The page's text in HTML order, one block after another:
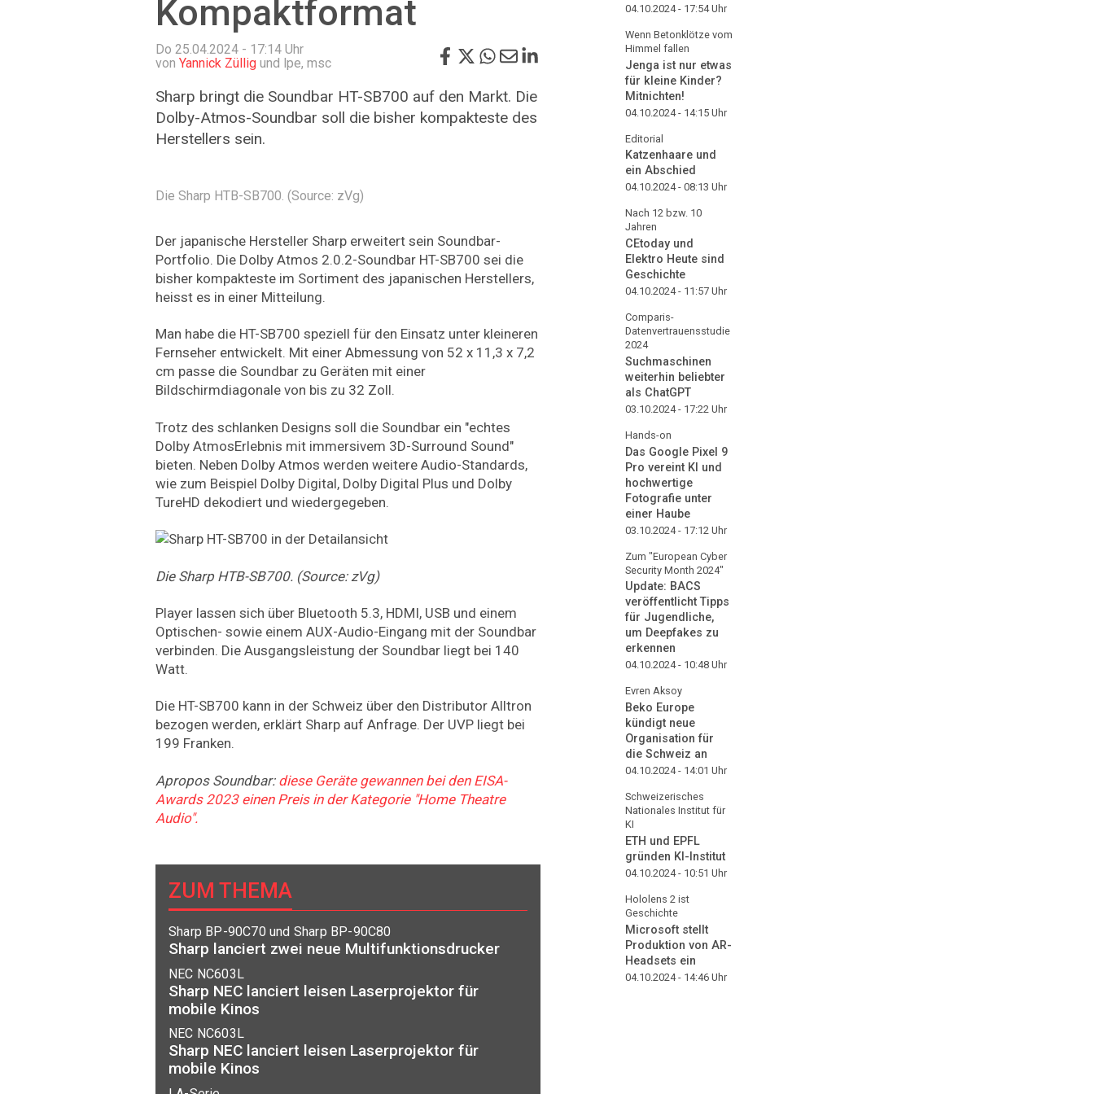
Kompaktformat
Do 25.04.2024 - 17:14 Uhr
von Yannick Züllig und lpe, msc
Sharp bringt die Soundbar HT-SB700 auf den Markt. Die
Dolby-Atmos-Soundbar soll die bisher kompakteste des
Herstellers sein.
Die Sharp HTB-SB700. (Source: zVg)
Der japanische Hersteller Sharp erweitert sein Soundbar-
Portfolio. Die Dolby Atmos 2.0.2-Soundbar HT-SB700 sei die
bisher kompakteste im Sortiment des japanischen Herstellers,
heisst es in einer Mitteilung.
Man habe die HT-SB700 speziell für den Einsatz unter kleineren
Fernseher entwickelt. Mit einer Abmessung von 52 x 11,3 x 7,2
cm passe die Soundbar zu Geräten mit einer
Bildschirmdiagonale von bis zu 32 Zoll.
Trotz des schlanken Designs soll die Soundbar ein "echtes
Dolby AtmosErlebnis mit immersivem 3D-Surround Sound"
bieten. Neben Dolby Atmos werden weitere Audio-Standards,
wie zum Beispiel Dolby Digital, Dolby Digital Plus und Dolby
TureHD dekodiert und wiedergegeben.
Die Sharp HTB-SB700. (Source: zVg)
Player lassen sich über Bluetooth 5.3, HDMI, USB und einem
Optischen- sowie einem AUX-Audio-Eingang mit der Soundbar
verbinden. Die Ausgangsleistung der Soundbar liegt bei 140
Watt.
Die HT-SB700 kann in der Schweiz über den Distributor Alltron
bezogen werden, erklärt Sharp auf Anfrage. Der UVP liegt bei
199 Franken.
Apropos Soundbar: diese Geräte gewannen bei den EISA-
Awards 2023 einen Preis in der Kategorie "Home Theatre
Audio".
ZUM THEMA
Sharp BP-90C70 und Sharp BP-90C80
Sharp lanciert zwei neue Multifunktionsdrucker
NEC NC603L
Sharp NEC lanciert leisen Laserprojektor für
mobile Kinos
NEC NC603L
Sharp NEC lanciert leisen Laserprojektor für
mobile Kinos
04.10.2024 - 17:54Uhr
Wenn Betonklötze vom
Himmel fallen
Jenga ist nur etwas
für kleine Kinder?
Mitnichten!
04.10.2024 - 14:15 Uhr
Editorial
Katzenhaare und
ein Abschied
04.10.2024 - 08:13 Uhr
Nach 12 bzw. 10
Jahren
CEtoday und
Elektro Heute sind
Geschichte
04.10.2024 - 11:57 Uhr
Comparis-
Datenvertrauensstudie
2024
Suchmaschinen
weiterhin beliebter
als ChatGPT
03.10.2024 - 17:22 Uhr
Hands-on
Das Google Pixel 9
Pro vereint KI und
hochwertige
Fotografie unter
einer Haube
03.10.2024 - 17:12 Uhr
Zum "European Cyber
Security Month 2024"
Update: BACS
veröffentlicht Tipps
für Jugendliche,
um Deepfakes zu
erkennen
04.10.2024 - 10:48 Uhr
Evren Aksoy
Beko Europe
kündigt neue
Organisation für
die Schweiz an
04.10.2024 - 14:01 Uhr
Schweizerisches
Nationales Institut für
KI
ETH und EPFL
gründen KI-Institut
04.10.2024 - 10:51 Uhr
Hololens 2 ist
Geschichte
Microsoft stellt
Produktion von AR-
Headsets ein
04.10.2024 - 14:46 Uhr